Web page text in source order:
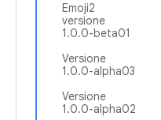
Emoji2
versione
1.0.0-beta01
Versione
1.0.0-alpha03
Versione
1.0.0-alpha02